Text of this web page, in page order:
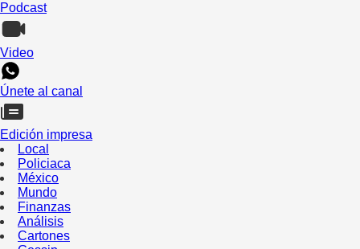
Podcast
Video
Únete al canal
Edición impresa
Local
Policiaca
México
Mundo
Finanzas
Análisis
Cartones